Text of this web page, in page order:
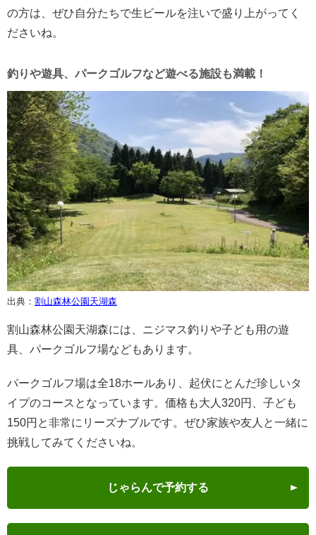
の方は、ぜひ自分たちで生ビールを注いで盛り上がってく
ださいね。
釣りや遊具、パークゴルフなど遊べる施設も満載！
出典： 割山森林公園天湖森
割山森林公園天湖森には、ニジマス釣りや子ども用の遊
具、パークゴルフ場などもあります。
パークゴルフ場は全18ホールあり、起伏にとんだ珍しいタ
イプのコースとなっています。価格も大人320円、子ども
150円と非常にリーズナブルです。ぜひ家族や友人と一緒に
挑戦してみてくださいね。
じゃらんで予約する